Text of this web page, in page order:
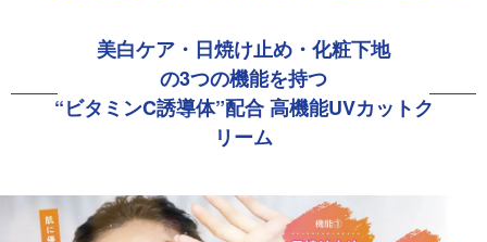
美白ケア・ 日焼け止め・化粧下地
の3つの機能を持つ
“ビタミンC誘導体”配合 高機能UVカットク
リーム